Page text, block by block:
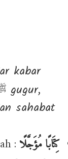
kabar
gugur,
sahabat
كِتَابًا مُؤَجَّلًا